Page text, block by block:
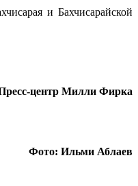
и Бахчисарайской
центр Милли Фирка
Фото: Ильми Аблаев